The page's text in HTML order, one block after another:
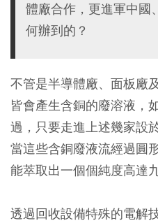
體廠合作，更進軍中國
何辦到的？
不管是半導體廠、面板廠
皆會產生含銅的廢溶液，
過，只要走進上述幾家設
當這些含銅廢液流經過圓
能萃取出一個個純度高達
透過回收設備特殊的電解